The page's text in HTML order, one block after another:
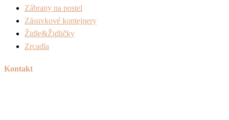
Zábrany na postel
Zásuvkové kontejnery
Židle&Židličky
Zrcadla
Kontakt